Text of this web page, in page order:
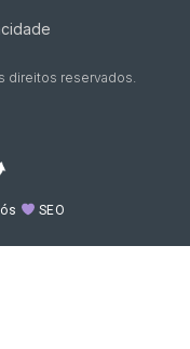
direitos reservados.
SEO